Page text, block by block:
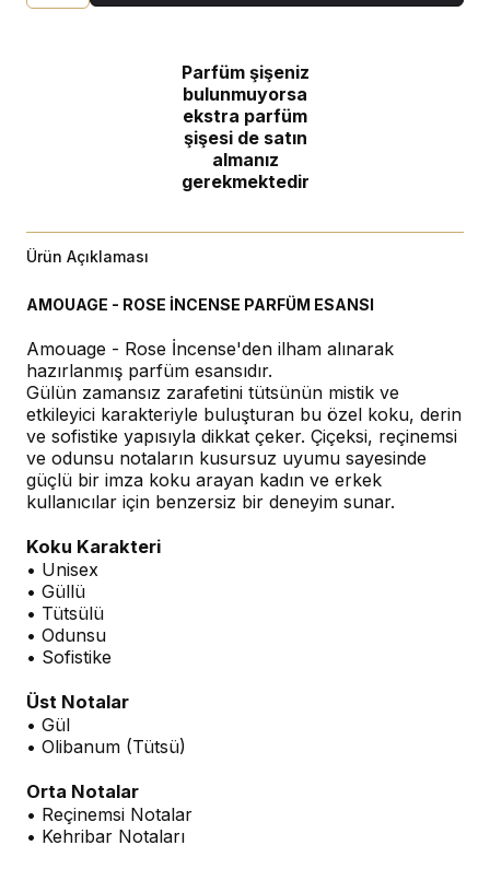
Parfüm şişeniz
bulunmuyorsa
ekstra parfüm
şişesi de satın
almanız
gerekmektedir
Ürün Açıklaması
AMOUAGE - ROSE İNCENSE PARFÜM ESANSI
Amouage - Rose İncense'den ilham alınarak
hazırlanmış parfüm esansıdır.
Gülün zamansız zarafetini tütsünün mistik ve
etkileyici karakteriyle buluşturan bu özel koku, derin
ve sofistike yapısıyla dikkat çeker. Çiçeksi, reçinemsi
ve odunsu notaların kusursuz uyumu sayesinde
güçlü bir imza koku arayan kadın ve erkek
kullanıcılar için benzersiz bir deneyim sunar.
Koku Karakteri
• Unisex
• Güllü
• Tütsülü
• Odunsu
• Sofistike
Üst Notalar
• Gül
• Olibanum (Tütsü)
Orta Notalar
• Reçinemsi Notalar
• Kehribar Notaları